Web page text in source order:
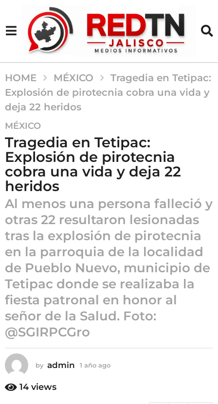
HOME MÉXICO
Tragedia en Tetipac:
Explosión de pirotecnia cobra una vida y
deja 22 heridos
1
a
ñ
o
a
g
o
1
a
o
a
g
o
MÉXICO
Tragedia en Tetipac:
Explosión de pirotecnia
cobra una vida y deja 22
heridos
Al menos una persona falleció y
otras 22 resultaron lesionadas
tras la explosión de pirotecnia
en la parroquia de la localidad
de Pueblo Nuevo, municipio de
Tetipac donde se realizaba la
fiesta patronal en honor al
señor de la Salud. Foto:
@SGIRPCGro
by admin 1 año ago
14 views